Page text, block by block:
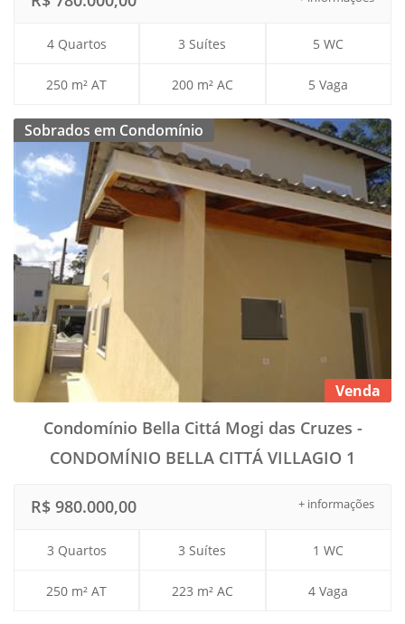
4 Quartos 3 Suítes 5 WC
250 m² AT 200 m² AC 5 Vaga
Sobrados em Condomínio
Venda
Condomínio Bella Cittá Mogi das Cruzes -
CONDOMÍNIO BELLA CITTÁ VILLAGIO 1
+ informações
R$ 980.000,00
3 Quartos 3 Suítes 1 WC
250 m² AT 223 m² AC 4 Vaga